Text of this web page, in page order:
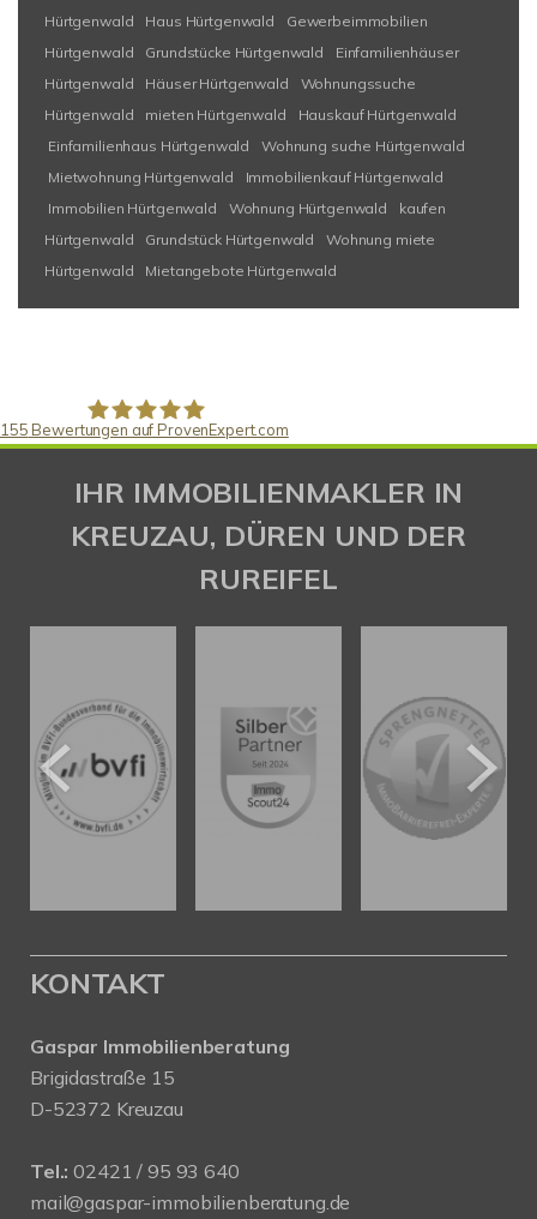
Hürtgenwald
Haus Hürtgenwald
Gewerbeimmobilien
Hürtgenwald
Grundstücke Hürtgenwald
Einfamilienhäuser
Hürtgenwald
Häuser Hürtgenwald
Wohnungssuche
Hürtgenwald
mieten Hürtgenwald
Hauskauf Hürtgenwald
Einfamilienhaus Hürtgenwald
Wohnung suche Hürtgenwald
Mietwohnung Hürtgenwald
Immobilienkauf Hürtgenwald
Immobilien Hürtgenwald
Wohnung Hürtgenwald
kaufen
Hürtgenwald
Grundstück Hürtgenwald
Wohnung miete
Hürtgenwald
Mietangebote Hürtgenwald
Gaspar Immobilienberatung
155 Bewertungen auf ProvenExpert.com
IHR IMMOBILIENMAKLER IN
KREUZAU, DÜREN UND DER
RUREIFEL
KONTAKT
Gaspar Immobilienberatung
Brigidastraße 15
D-52372 Kreuzau
Tel.: 02421 / 95 93 640
mail@gaspar-immobilienberatung.de